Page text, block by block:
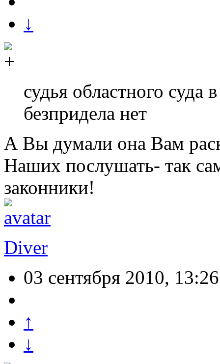
↓
судья областного суда
безпридела нет
А Вы думали она Вам
Наших послушать- так
законники!
Diver
03 сентября 2010, 13:26
↑
↓